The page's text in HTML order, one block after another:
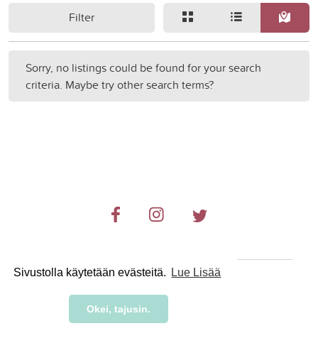
Sivustolla käytetään evästeitä. Lue Lisää
Okei, tajusin.
Filter
Sorry, no listings could be found for your search
criteria. Maybe try other search terms?